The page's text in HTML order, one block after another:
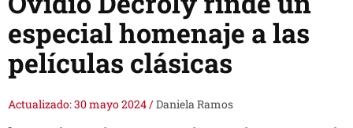
especial homenaje a las
películas clásicas
Actualizado: 30 mayo 2024/Daniela Ramos